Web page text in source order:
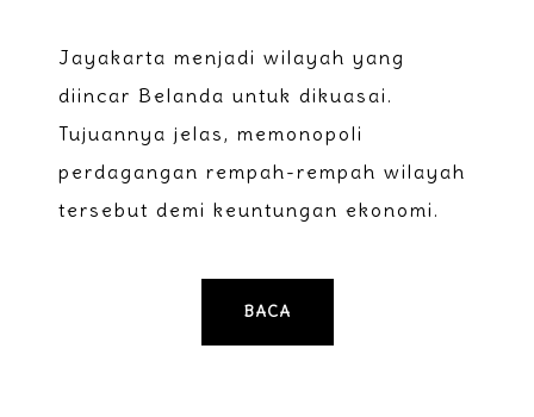
Jayakarta menjadi wilayah yang
diincar Belanda untuk dikuasai.
Tujuannya jelas, memonopoli
perdagangan rempah-rempah wilayah
tersebut demi keuntungan ekonomi.
BACA